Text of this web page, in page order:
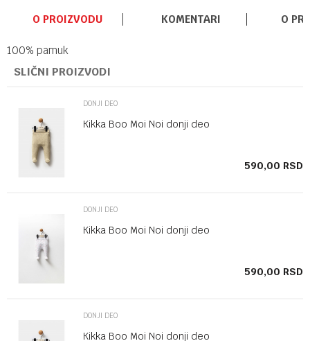
O PROIZVODU KOMENTARI O
100% pamuk
SLIČNI PROIZVODI
DONJI DEO
Kikka Boo Moi Noi donji deo
590,00 RSD
DONJI DEO
Kikka Boo Moi Noi donji deo
590,00 RSD
DONJI DEO
Kikka Boo Moi Noi donji deo